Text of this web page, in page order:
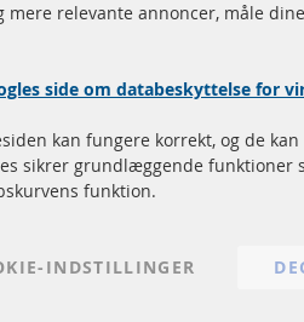
Betalingsmetoder
Kontakt
Annuller kontrakt
mere relevante annoncer, måle
side om databeskyttelse for
kan fungere korrekt, og de kan
sikrer grundlæggende funktioner
funktion.
INDSTILLINGER